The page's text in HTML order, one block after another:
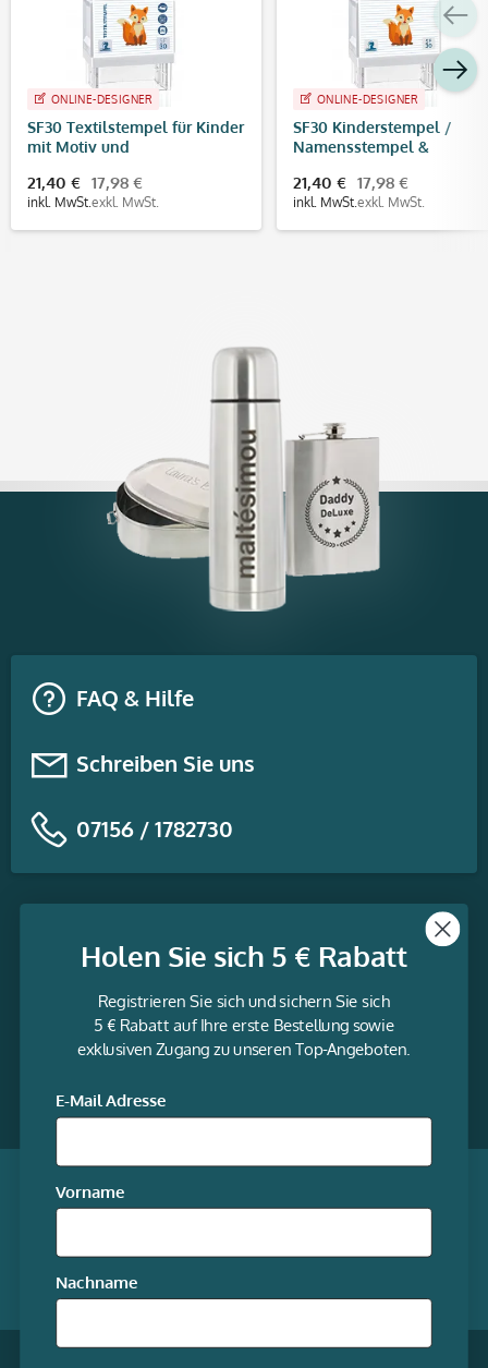
ONLINE-DESIGNER
SF30 Textilstempel für Kinder
mit Motiv und
21,40 €
inkl. MwSt.
17,98 €
exkl. MwSt.
ONLINE-DESIGNER
SF30 Kinderstempel /
Namensstempel &
21,40 €
inkl. MwSt.
17,98 €
exkl. MwSt.
FAQ & Hilfe
Schreiben Sie uns
07156 / 1782730
Informationen
media
Facebook
Qualität garantiert
Unsere Online-Shops
Holen Sie sich 5 € Rabatt
Registrieren Sie sich und sichern Sie sich
5 € Rabatt auf Ihre erste Bestellung sowie
exklusiven Zugang zu unseren Top-Angeboten.
E-Mail Adresse
Vorname
Nachname